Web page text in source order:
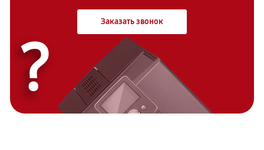
Заказать звонок
?